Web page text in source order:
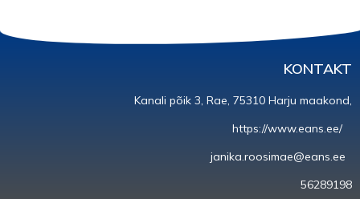
KONTAKT
Kanali põik 3, Rae, 75310 Harju maakond,
https://www.eans.ee/
janika.roosimae@eans.ee
56289198